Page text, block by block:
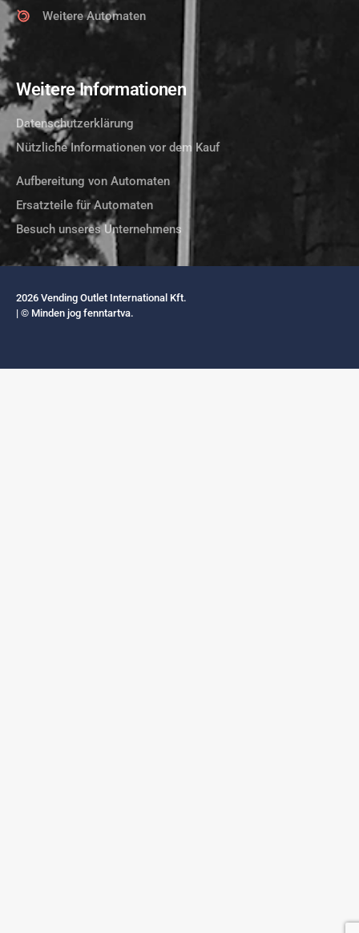
Weitere Automaten
Weitere Informationen
Datenschutzerklärung
Nützliche Informationen vor dem Kauf
Aufbereitung von Automaten
Ersatzteile für Automaten
Besuch unseres Unternehmens
2026 Vending Outlet International Kft.
| © Minden jog fenntartva.